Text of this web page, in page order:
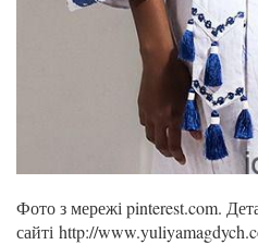
Фото з мережі pinterest.com.
сайті http://